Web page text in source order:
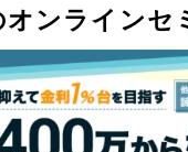
オンラインセ